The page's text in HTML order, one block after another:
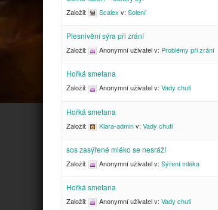
Založil: Scalex v: Solení
Plesnivění sýra při zrání
Založil: Anonymní uživatelv: Problémy při zrání
Hořká smetana
Založil: Anonymní uživatelv: Vady chuti
Hořká smetana
Založil: Klara-adminv: Vady chuti
sos zasýřené mléko se nesráží
Založil: Anonymní uživatelv: Sýření mléka
Hořká smetana
Založil: Anonymní uživatelv: Vady chuti